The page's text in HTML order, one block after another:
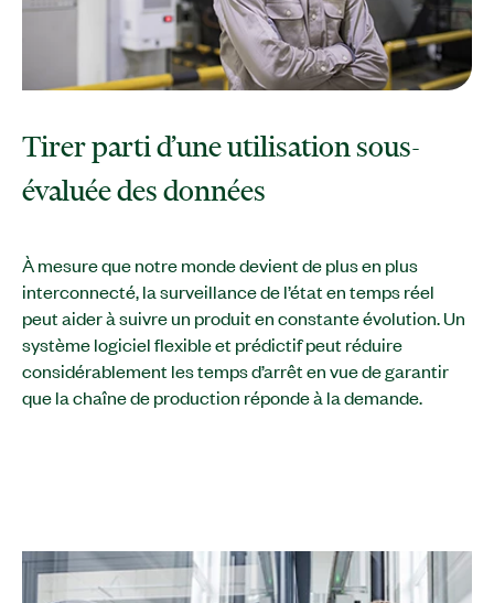
Tirer parti d’une utilisation sous-
évaluée des données
À mesure que notre monde devient de plus en plus
interconnecté, la surveillance de l’état en temps réel
peut aider à suivre un produit en constante évolution. Un
système logiciel flexible et prédictif peut réduire
considérablement les temps d’arrêt en vue de garantir
que la chaîne de production réponde à la demande.